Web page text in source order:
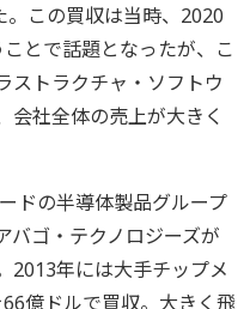
この買収は当時、2020
とで話題となったが、こ
ストラクチャ・ソフトウ
会社全体の売上が大きく
ドの半導体製品グループ
バゴ・テクノロジーズが
2013年には大手チップメ
億ドルで買収。大きく飛